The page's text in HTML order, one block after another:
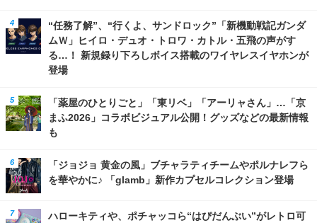
“任務了解”、“行くよ、サンドロック”「新機動戦記ガンダ
ムＷ」ヒイロ・デュオ・トロワ・カトル・五飛の声がす
る…！ 新規録り下ろしボイス搭載のワイヤレスイヤホンが
登場
「薬屋のひとりごと」「東リベ」「アーリャさん」…「京
まふ2026」コラボビジュアル公開！グッズなどの最新情報
も
「ジョジョ 黄金の風」ブチャラティチームやポルナレフら
を華やかに♪ 「glamb」新作カプセルコレクション登場
ハローキティや、ポチャッコら“はぴだんぶい”がレトロ可